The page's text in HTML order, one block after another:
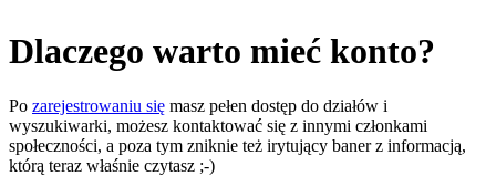
Dlaczego warto mieć konto?
Po zarejestrowaniu się masz pełen dostęp do działów i
wyszukiwarki, możesz kontaktować się z innymi członkami
społeczności, a poza tym zniknie też irytujący baner z informacją,
którą teraz właśnie czytasz ;-)